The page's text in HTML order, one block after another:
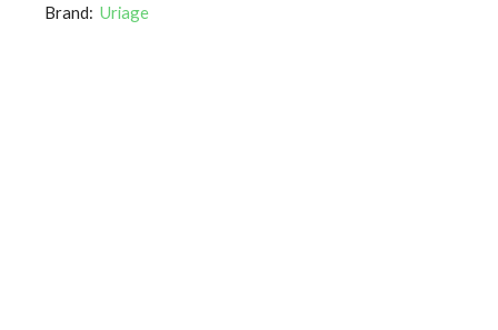
Brand: Uriage